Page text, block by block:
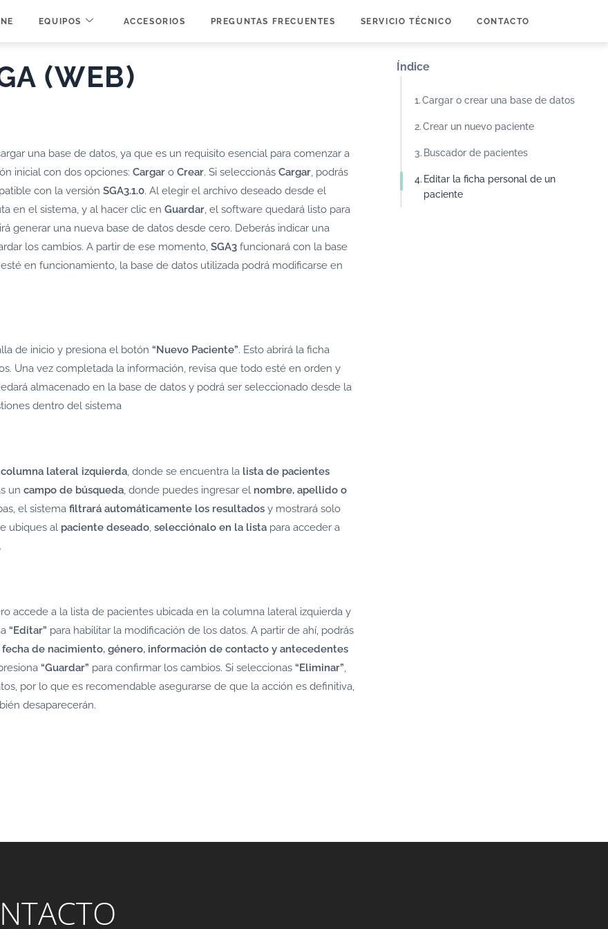
EQUIPOS ACCESORIOS PREGUNTAS FRECUENTES SERVICIO TÉCNICO CONTACTO
(WEB)
una base de datos, ya que es un requisito esencial para comenzar a
inicial con dos opciones: Cargar o Crear. Si seleccionás Cargar, podrás
con la versión SGA3.1.0. Al elegir el archivo deseado desde el
en el sistema, y al hacer clic en Guardar, el software quedará listo para
generar una nueva base de datos desde cero. Deberás indicar una
los cambios. A partir de ese momento, SGA3 funcionará con la base
en funcionamiento, la base de datos utilizada podrá modificarse en
de inicio y presiona el botón “Nuevo Paciente”. Esto abrirá la ficha
Una vez completada la información, revisa que todo esté en orden y
almacenado en la base de datos y podrá ser seleccionado desde la
dentro del sistema
columna lateral izquierda, donde se encuentra la lista de pacientes
un campo de búsqueda, donde puedes ingresar el nombre, apellido o
el sistema filtrará automáticamente los resultados y mostrará solo
ubiques al paciente deseado, selecciónalo en la lista para acceder a
.
accede a la lista de pacientes ubicada en la columna lateral izquierda y
“Editar” para habilitar la modificación de los datos. A partir de ahí, podrás
de nacimiento, género, información de contacto y antecedentes
“Guardar” para confirmar los cambios. Si seleccionas “Eliminar”,
por lo que es recomendable asegurarse de que la acción es definitiva,
desaparecerán.
Índice
Cargar o crear una base de datos
Crear un nuevo paciente
Buscador de pacientes
Editar la ficha personal de un
paciente